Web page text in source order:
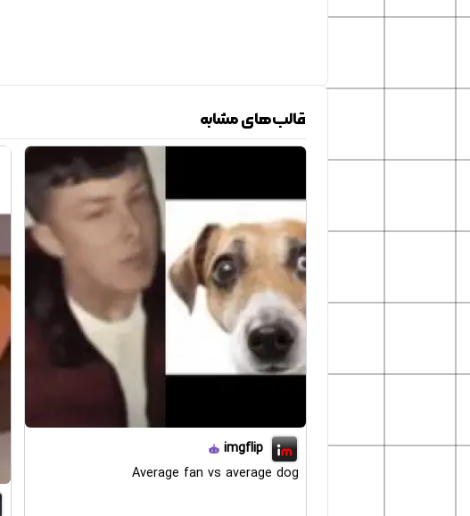
قالب‌های مشابه
imgflip
Average fan vs average dog